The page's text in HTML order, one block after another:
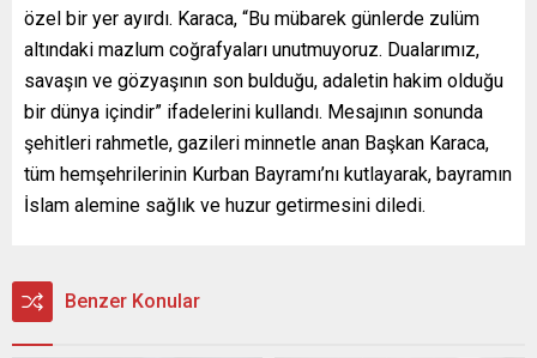
özel bir yer ayırdı. Karaca, “Bu mübarek günlerde zulüm
altındaki mazlum coğrafyaları unutmuyoruz. Dualarımız,
savaşın ve gözyaşının son bulduğu, adaletin hakim olduğu
bir dünya içindir” ifadelerini kullandı. Mesajının sonunda
şehitleri rahmetle, gazileri minnetle anan Başkan Karaca,
tüm hemşehrilerinin Kurban Bayramı’nı kutlayarak, bayramın
İslam alemine sağlık ve huzur getirmesini diledi.
Benzer Konular